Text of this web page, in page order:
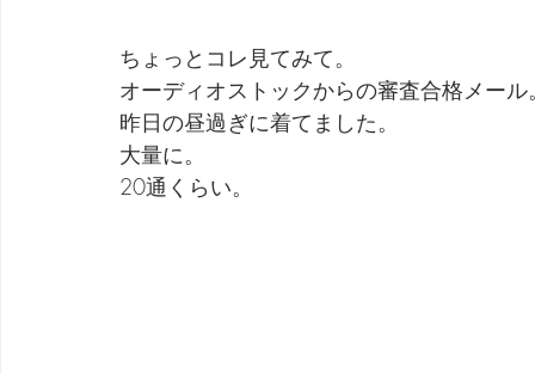
ちょっとコレ見てみて。
オーディオストックからの審査合格メール
昨日の昼過ぎに着てました。
大量に。
20通くらい。